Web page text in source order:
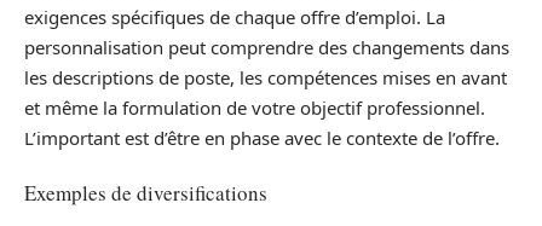
exigences spécifiques de chaque offre d’emploi. La
personnalisation peut comprendre des changements dans
les descriptions de poste, les compétences mises en avant
et même la formulation de votre objectif professionnel.
L’important est d’être en phase avec le contexte de l’offre.
Exemples de diversifications